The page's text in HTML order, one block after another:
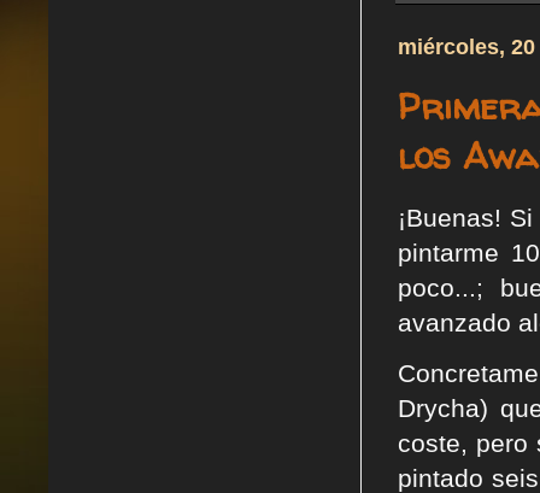
miércoles,
los
¡Buenas!
pintarme
poco...;
avanzado
Drycha)
coste, pero
pintado